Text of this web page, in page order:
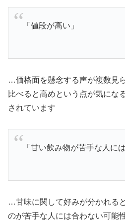
「値段が高い」
…価格面を懸念する声が複数見
比べると高めという点が気にな
されています
「甘い飲み物が苦手な人に
…甘味に関して好みが分かれる
のが苦手な人には合わない可能